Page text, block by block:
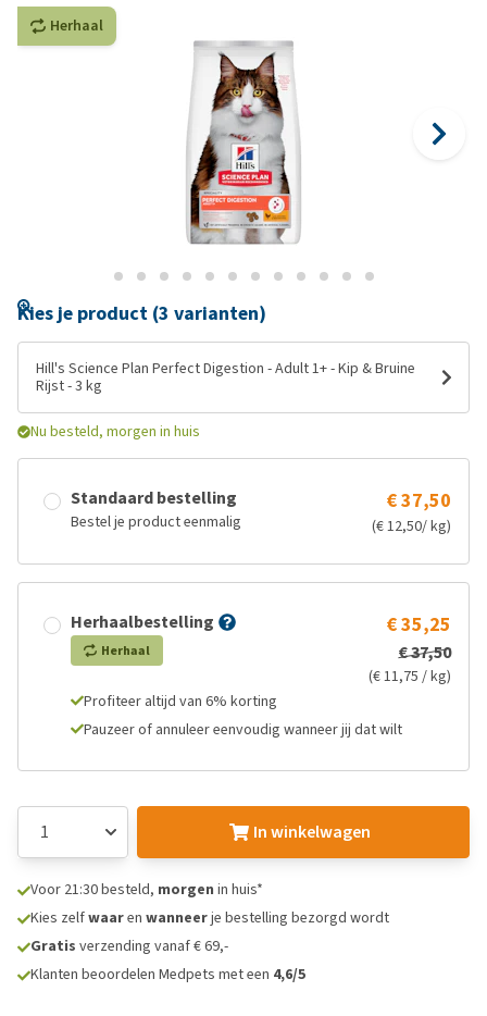
Herhaal
Kies je product (3 varianten)
Hill's Science Plan Perfect Digestion - Adult 1+ - Kip & Bruine
Rijst - 3 kg
Nu besteld, morgen in huis
Standaard bestelling
Bestel je product eenmalig
€ 37,50
(€ 12,50/ kg)
Herhaalbestelling
Herhaal
€ 35,25
€ 37,50
(€ 11,75 / kg)
Profiteer altijd van 6% korting
Pauzeer of annuleer eenvoudig wanneer jij dat wilt
In winkelwagen
Voor 21:30 besteld, morgen in huis*
Kies zelfwaaren wanneerje bestelling bezorgd wordt
Gratis verzending vanaf € 69,-
Klanten beoordelen Medpets met een 4,6/5